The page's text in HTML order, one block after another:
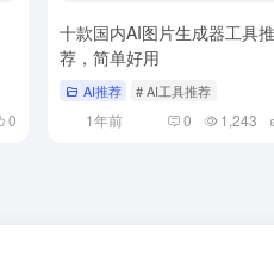
0
十款国内AI图片生成器工具推
荐，简单好用
AI推荐 # AI工具推荐
1年前 0 1,243